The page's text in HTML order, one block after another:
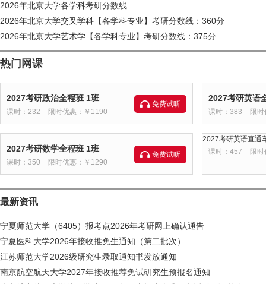
2026年北京大学各学科考研分数线
2026年北京大学交叉学科【各学科专业】考研分数线：360分
2026年北京大学艺术学【各学科专业】考研分数线：375分
热门网课
2027考研政治全程班 1班
课时：232 限时优惠：￥1190
免费试听
2027考研英语
课时：383 限
2027考研数学全程班 1班
课时：350 限时优惠：￥1290
免费试听
2027考研英语直通
课时：457
限
最新资讯
宁夏师范大学（6405）报考点2026年考研网上确认通告
宁夏医科大学2026年接收推免生通知（第二批次）
江苏师范大学2026级研究生录取通知书发放通知
南京航空航天大学2027年接收推荐免试研究生预报名通知